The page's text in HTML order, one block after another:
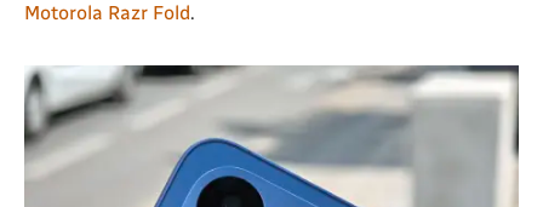
Motorola Razr Fold.